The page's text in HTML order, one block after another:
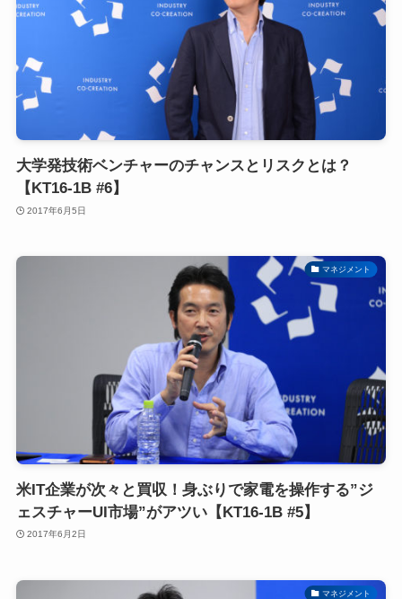
大学発技術ベンチャーのチャンスとリスクとは？
【KT16-1B #6】
2017年6月5日
マネジメント
米IT企業が次々と買収！身ぶりで家電を操作する”ジ
ェスチャーUI市場”がアツい【KT16-1B #5】
2017年6月2日
マネジメント